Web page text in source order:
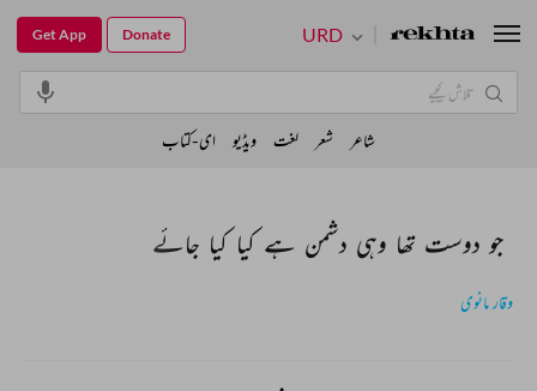
جو دوست تھا وہی دشمن ہے کیا کیا جائے
وقار مانوی
URD
Get App Donate
شاعر شعر لغت ویڈیو ای-کتاب